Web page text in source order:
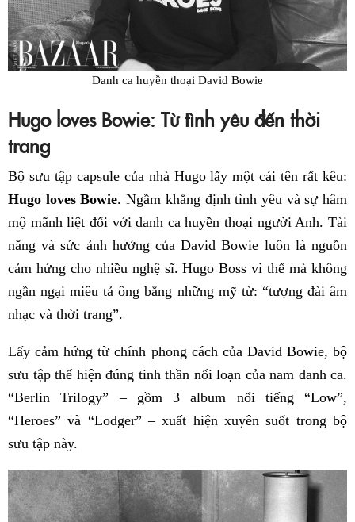
Danh ca huyền thoại David Bowie
Hugo loves Bowie: Từ tình yêu đến thời
trang
Bộ sưu tập capsule của nhà Hugo lấy một cái tên rất kêu:
Hugo loves Bowie. Ngầm khẳng định tình yêu và sự hâm
mộ mãnh liệt đối với danh ca huyền thoại người Anh. Tài
năng và sức ảnh hưởng của David Bowie luôn là nguồn
cảm hứng cho nhiều nghệ sĩ. Hugo Boss vì thế mà không
ngần ngại miêu tả ông bằng những mỹ từ: “tượng đài âm
nhạc và thời trang”.
Lấy cảm hứng từ chính phong cách của David Bowie, bộ
sưu tập thể hiện đúng tinh thần nổi loạn của nam danh ca.
“Berlin Trilogy” – gồm 3 album nổi tiếng “Low”,
“Heroes” và “Lodger” – xuất hiện xuyên suốt trong bộ
sưu tập này.